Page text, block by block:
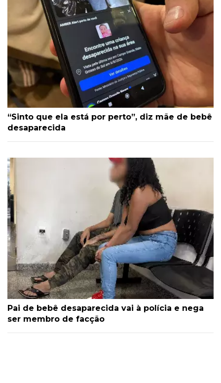
“Sinto que ela está por perto”, diz mãe de bebê
desaparecida
Pai de bebê desaparecida vai à polícia e nega
ser membro de facção